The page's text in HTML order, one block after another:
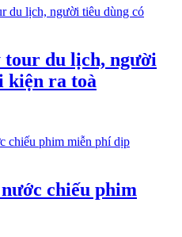
tour du lịch, người
kiện ra toà
chiếu phim